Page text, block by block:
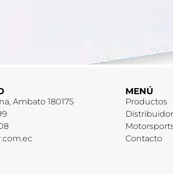
Ambato 180175
MENÚ
Productos
Contacto